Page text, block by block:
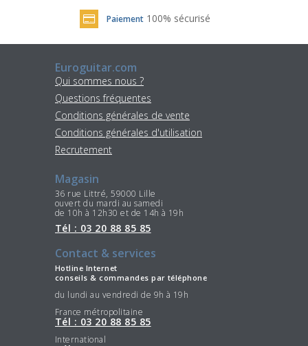
Paiement 100% sécurisé
Euroguitar.com
Qui sommes nous ?
Questions fréquentes
Conditions générales de vente
Conditions générales d'utilisation
Recrutement
Magasin
36 rue Littré, 59000 Lille
ouvert du mardi au samedi
de 10h à 12h30 et de 14h à 19h
Tél : 03 20 88 85 85
Contact & services
Hotline Internet
conseils & commandes par téléphone
du lundi au vendredi de 9h à 19h
France métropolitaine
Tél : 03 20 88 85 85
International